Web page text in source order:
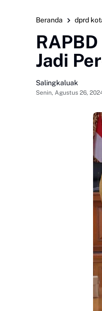
Beranda dprd
Jadi
Salingkaluak
Senin, Agustus 26,